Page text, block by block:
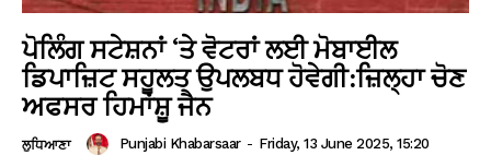
ਪੋਲਿੰਗ ਸਟੇਸ਼ਨਾਂ ‘ਤੇ ਵੋਟਰਾਂ ਲਈ ਮੋਬਾਈਲ
ਡਿਪਾਜ਼ਿਟ ਸਹੂਲਤ ਉਪਲਬਧ ਹੋਵੇਗੀ:ਜ਼ਿਲ੍ਹਾ ਚੋਣ
ਅਫਸਰ ਹਿਮਾਂਸ਼ੂ ਜੈਨ
ਲੁਧਿਆਣਾ Punjabi Khabarsaar - Friday, 13 June 2025, 15:20